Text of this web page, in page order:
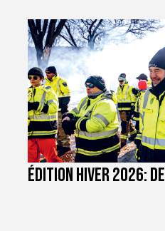
Édition hiver 2026: